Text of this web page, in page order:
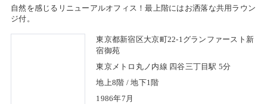
自然を感じるリニューアルオフィス！最上階にはお洒落な共用ラウン
ジ付。
東京都新宿区大京町22-1グランファースト新
宿御苑
東京メトロ丸ノ内線 四谷三丁目駅 5分
地上8階 / 地下1階
1986年7月